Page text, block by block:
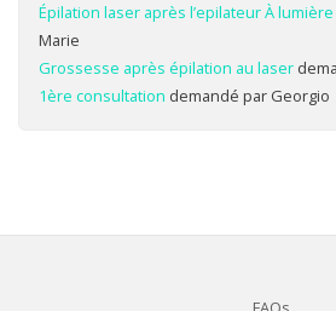
Épilation laser après l’epilateur À
Marie
Grossesse après épilation au laser
1ère consultation demandé par Georgio